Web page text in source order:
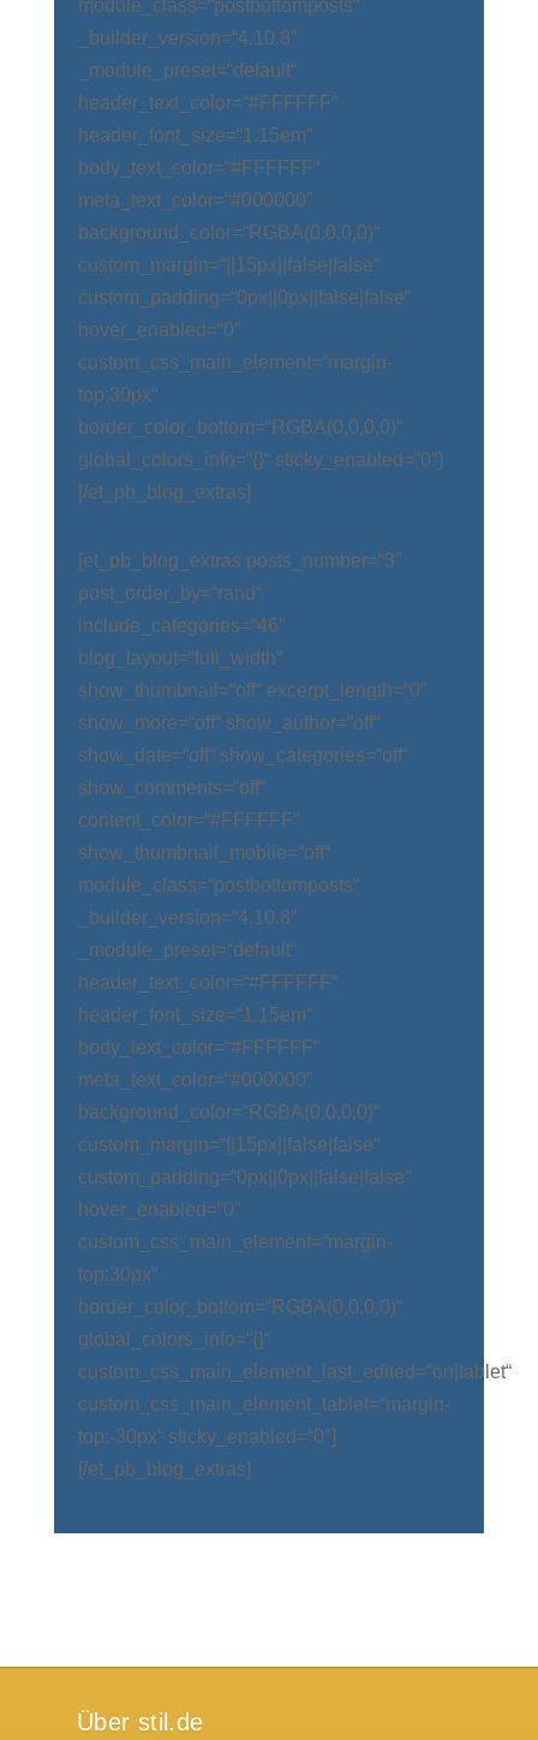
module_class=“postbottomposts“
_builder_version=“4.10.8″
_module_preset=“default“
header_text_color=“#FFFFFF“
header_font_size=“1.15em“
body_text_color=“#FFFFFF“
meta_text_color=“#000000″
background_color=“RGBA(0,0,0,0)“
custom_margin=“||15px||false|false“
custom_padding=“0px||0px||false|false“
hover_enabled=“0″
custom_css_main_element=“margin-
top:30px“
border_color_bottom=“RGBA(0,0,0,0)“
global_colors_info=“{}“ sticky_enabled=“0″]
[/et_pb_blog_extras]
[et_pb_blog_extras posts_number=“3″
post_order_by=“rand“
include_categories=“46″
blog_layout=“full_width“
show_thumbnail=“off“ excerpt_length=“0″
show_more=“off“ show_author=“off“
show_date=“off“ show_categories=“off“
show_comments=“off“
content_color=“#FFFFFF“
show_thumbnail_mobile=“off“
module_class=“postbottomposts“
_builder_version=“4.10.8″
_module_preset=“default“
header_text_color=“#FFFFFF“
header_font_size=“1.15em“
body_text_color=“#FFFFFF“
meta_text_color=“#000000″
background_color=“RGBA(0,0,0,0)“
custom_margin=“||15px||false|false“
custom_padding=“0px||0px||false|false“
hover_enabled=“0″
custom_css_main_element=“margin-
top:30px“
border_color_bottom=“RGBA(0,0,0,0)“
global_colors_info=“{}“
custom_css_main_element_last_edited=“on|tablet“
custom_css_main_element_tablet=“margin-
top:-30px“ sticky_enabled=“0″]
[/et_pb_blog_extras]
Über stil.de